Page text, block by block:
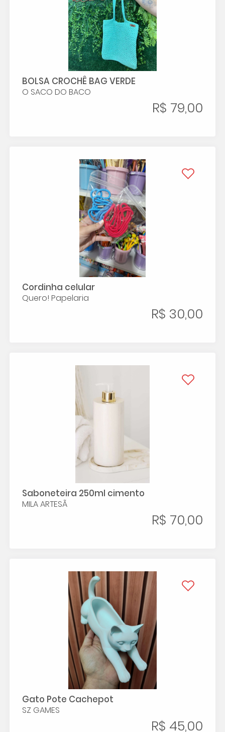
BOLSA CROCHÊ BAG VERDE
O SACO DO BACO
R$ 79,00
Cordinha celular
Quero! Papelaria
R$ 30,00
Saboneteira 250ml cimento
MILA ARTESÃ
R$ 70,00
Gato Pote Cachepot
SZ GAMES
R$ 45,00